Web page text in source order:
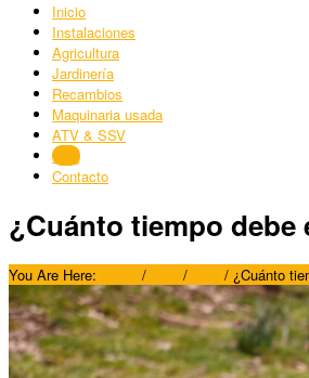
Inicio
Instalaciones
Agricultura
Jardinería
Recambios
Maquinaria usada
ATV & SSV
Blog
Contacto
¿Cuánto tiempo debe
You Are Here: / / / ¿Cuánto